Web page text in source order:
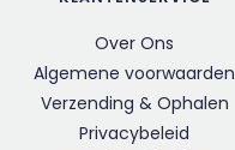
Over Ons
Algemene voorwaarden
Verzending & Ophalen
Privacybeleid